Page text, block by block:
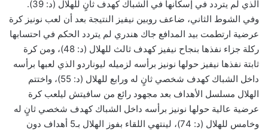
الذي لم يتردد في إسكانها في الشباك كهدف ثانٍ للهلال (د: 39).
وفي الشوط الثاني، ضاعف روبين نيفيز النتيجة بعد أن لعب نونيز كرة
عرضية ارتطمت بيد المدافع جاك هندري لم يتردد الحكم في احتسابها
ركلة جزاء نفذها بنجاح نيفيز كهدف ثالث للهلال (د: 48)، ومن كرة
ثابتة نفذها نيفيز حولها نونيز برأسه لزميله ليوناردو الذي لعبها برأسه
داخل الشباك كهدف شخصي ثانٍ له ورابع للهلال (د: 55)، واختتم
الهلال مسلسل الأهداف بعد مجهود رائع من سافيتش ليلعب كرة
عرضية عالية حولها نونيز برأسه داخل الشباك كهدف شخصي ثانٍ له
وخامس للهلال (د: 74)، لينتهي اللقاء بفوز الهلال بـ5 أهداف دون